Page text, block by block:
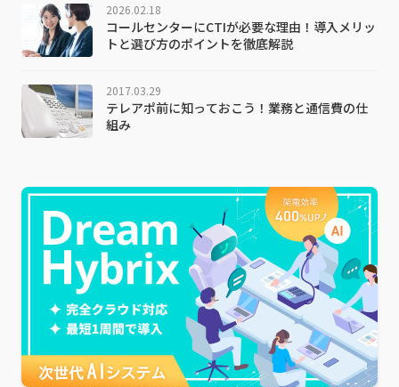
2026.02.18
コールセンターにCTIが必要な理由！導入メリッ
トと選び方のポイントを徹底解説
2017.03.29
テレアポ前に知っておこう！業務と通信費の仕
組み